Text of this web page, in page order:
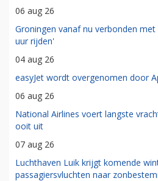
06 aug 26
Groningen vanaf nu verbonden met
uur rijden'
04 aug 26
easyJet wordt overgenomen door
06 aug 26
National Airlines voert langste
ooit uit
07 aug 26
Luchthaven Luik krijgt komende
passagiersvluchten naar